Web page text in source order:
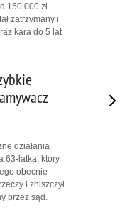
150 000 zł.
zatrzymany i
kara do 5 lat
działania
63-latka, który
obecnie
i zniszczył
przez sąd.